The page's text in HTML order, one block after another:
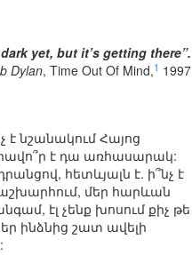
dark yet, but it’s getting there”.
Dylan, Time Out Of Mind,1 1997
է նշանակում Հայոց
է դա առհասարակ:
հետևյալն է. ի՞նչ է
աշխարհում, մեր հարևան
էլ չենք խոսում քիչ թե
ինձնից շատ ավելի